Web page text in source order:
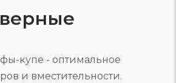
купе - оптимальное
и вместительности.